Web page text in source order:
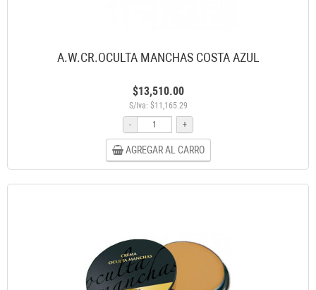
A.W.CR.OCULTA MANCHAS COSTA AZUL
$13,510.00
S/Iva: $11,165.29
-
+
AGREGAR AL CARRO